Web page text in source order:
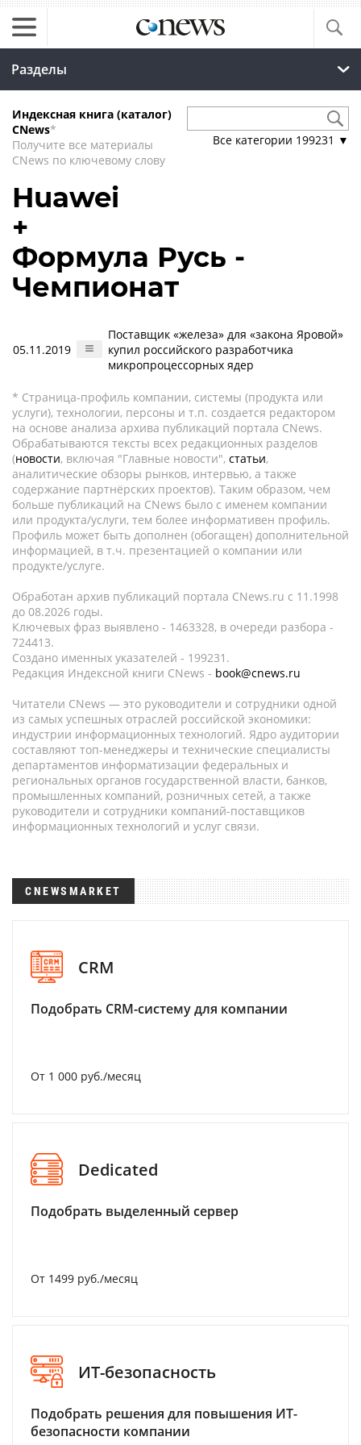
Разделы
Индексная книга (каталог)
CNews*
Получите все материалы
CNews по ключевому слову
Все категории 199231 ▼
Huawei
+
Формула Русь -
Чемпионат
05.11.2019
Поставщик «железа» для «закона Яровой»
купил российского разработчика
микропроцессорных ядер
* Страница-профиль компании, системы (продукта или
услуги), технологии, персоны и т.п. создается редактором
на основе анализа архива публикаций портала CNews.
Обрабатываются тексты всех редакционных разделов
(новости, включая "Главные новости", статьи,
аналитические обзоры рынков, интервью, а также
содержание партнёрских проектов). Таким образом, чем
больше публикаций на CNews было с именем компании
или продукта/услуги, тем более информативен профиль.
Профиль может быть дополнен (обогащен) дополнительной
информацией, в т.ч. презентацией о компании или
продукте/услуге.
Обработан архив публикаций портала CNews.ru c 11.1998
до 08.2026 годы.
Ключевых фраз выявлено - 1463328, в очереди разбора -
724413.
Создано именных указателей - 199231.
Редакция Индексной книги CNews - book@cnews.ru
Читатели CNews — это руководители и сотрудники одной
из самых успешных отраслей российской экономики:
индустрии информационных технологий. Ядро аудитории
составляют топ-менеджеры и технические специалисты
департаментов информатизации федеральных и
региональных органов государственной власти, банков,
промышленных компаний, розничных сетей, а также
руководители и сотрудники компаний-поставщиков
информационных технологий и услуг связи.
CNEWSMARKET
CRM
Подобрать CRM-систему для компании
От 1 000 руб./месяц
Dedicated
Подобрать выделенный сервер
От 1499 руб./месяц
ИТ-безопасность
Подобрать решения для повышения ИТ-
безопасности компании